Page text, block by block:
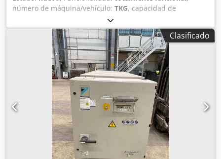
número de máquina/vehículo: TKG, capacidad de
3.5 kW (4.76 CV)
de entrada:230 V, duración de la garantía:12 meses, tipo
de refrigeración:aire, Climatizadores monobloque (con
tubo de extracción) en su embalaje original a la venta.
Csdpfx Ajwwrk Aji Ijha Disponibles en las siguientes
capacidades: 2 kW (BTU 7000) para estancias de hasta 23
m² – 213,00 € 2,6 kW (BTU 9000) para estancias de hasta 25
m² – 272,50 € 3,5 kW (BTU 12000) para estancias de hasta
35 m² – 390,00 € 3,5 kW (BTU 12000) para estancias de
hasta 35 m² con WIFI – 451,00 € Gastos de envío en
Alemania por unidad: 25,00 € Fabricante: KALORIK Todos
los precios incluyen IVA.
Clasificado